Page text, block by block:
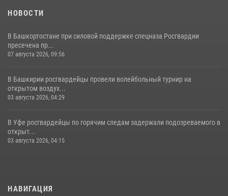
НОВОСТИ
В Башкортостане при силовой поддержке спецназа Росгвардии
пресечена пр...
07 августа 2026, 09:56
В Башкирии росгвардейцы провели волейбольный турнир на
открытом воздух...
03 августа 2026, 04:29
В Уфе росгвардейцы по горячим следам задержали подозреваемого в
открыт...
03 августа 2026, 04:15
НАВИГАЦИЯ